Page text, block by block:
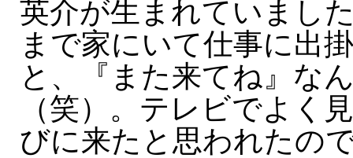
英介が生まれていまし
まで家にいて仕事に出
と、『また来てね』な
（笑）。テレビでよく
びに来たと思われたの